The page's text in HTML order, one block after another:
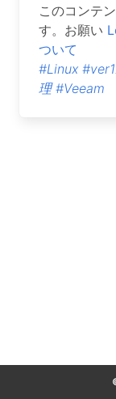
このコンテ
す。お願い
ついて
#Linux
理 #Veeam